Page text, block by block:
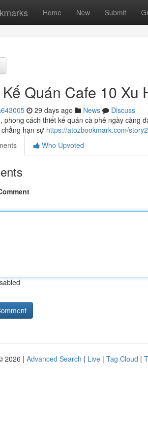
Home New Submit
Quán Cafe 10 Xu
29 days ago News
Discuss
phong cách thiết kế quán cà phê ngày càng
hạn sự https://atozbookmark.com/
Who Upvoted
2026 | Advanced Search | Live | Tag Cloud |